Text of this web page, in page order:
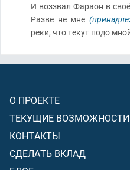
И воззвал Фараон в
Разве не мне
реки, что текут подо
О ПРОЕКТЕ
ТЕКУЩИЕ ВОЗМОЖНОСТИ
КОНТАКТЫ
СДЕЛАТЬ ВКЛАД